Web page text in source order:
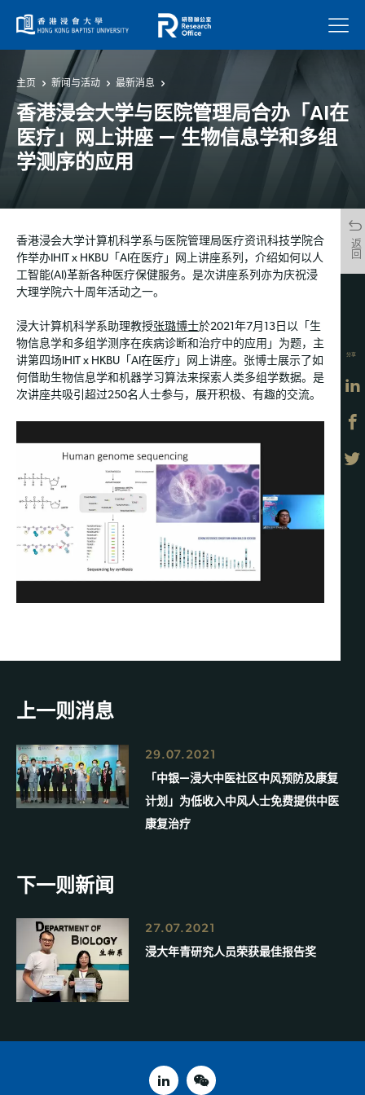
菜单
主页 新闻与活动 最新消息
香港浸会大学与医院管理局合办「AI在
医疗」网上讲座 — 生物信息学和多组
学测序的应用
返回
香港浸会大学计算机科学系与医院管理局医疗资讯科技学院合
作举办IHIT x HKBU「AI在医疗」网上讲座系列，介绍如何以人
工智能(AI)革新各种医疗保健服务。是次讲座系列亦为庆祝浸
大理学院六十周年活动之一。
浸大计算机科学系助理教授张璐博士於2021年7月13日以「生
物信息学和多组学测序在疾病诊断和治疗中的应用」为题，主
讲第四场IHIT x HKBU「AI在医疗」网上讲座。张博士展示了如
何借助生物信息学和机器学习算法来探索人类多组学数据。是
次讲座共吸引超过250名人士参与，展开积极、有趣的交流。
分享
上一则消息
29.07.2021
「中银—浸大中医社区中风预防及康复
计划」为低收入中风人士免费提供中医
康复治疗
下一则新闻
27.07.2021
浸大年青研究人员荣获最佳报告奖
linked inweixin